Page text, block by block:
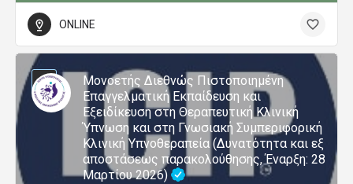
ONLINE
Μονοετής Διεθνώς Πιστοποιημένη
Επαγγελματική Εκπαίδευση και
Εξειδίκευση στη Θεραπευτική Κλινική
Ύπνωση και στη Γνωσιακή Συμπεριφορική
Κλινική Υπνοθεραπεία (Δυνατότητα και εξ
αποστάσεως παρακολούθησης, Έναρξη: 28
Μαρτίου 2026)